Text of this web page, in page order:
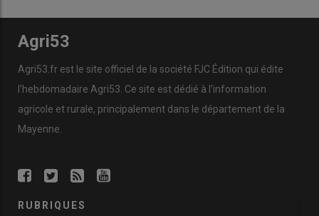
Agri53
Agri53.fr est le site officiel de la société FJC Édition qui édite
l’hebdomadaire Agri53. Ce site est dédié à l’information
agricole et rurale, principalement dans le département de la
Mayenne.
RUBRIQUES